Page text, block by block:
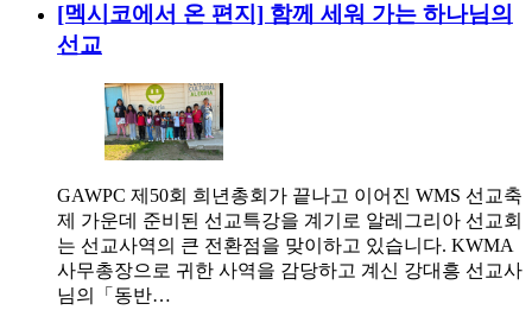
[멕시코에서 온 편지] 함께 세워 가는 하나님의
선교
GAWPC 제50회 희년총회가 끝나고 이어진 WMS 선교축
제 가운데 준비된 선교특강을 계기로 알레그리아 선교회
는 선교사역의 큰 전환점을 맞이하고 있습니다. KWMA
사무총장으로 귀한 사역을 감당하고 계신 강대흥 선교사
님의「동반…